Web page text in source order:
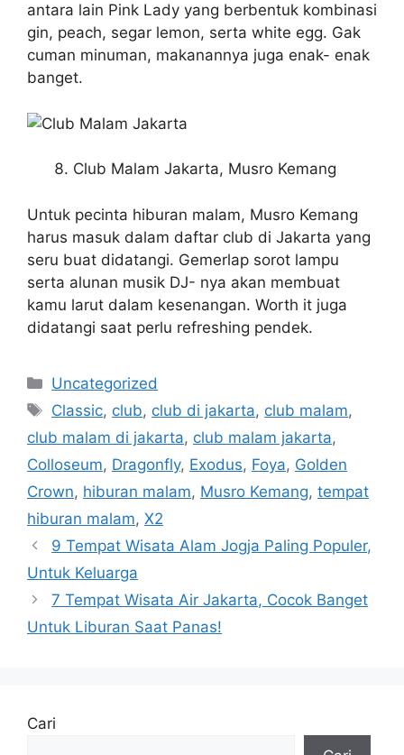
antara lain Pink Lady yang berbentuk kombinasi
gin, peach, segar lemon, serta white egg. Gak
cuman minuman, makanannya juga enak- enak
banget.
Club Malam Jakarta, Musro Kemang
Untuk pecinta hiburan malam, Musro Kemang
harus masuk dalam daftar club di Jakarta yang
seru buat didatangi. Gemerlap sorot lampu
serta alunan musik DJ- nya akan membuat
kamu larut dalam kesenangan. Worth it juga
didatangi saat perlu refreshing pendek.
Kategori
Uncategorized
Tag
Classic, club, club di jakarta, club malam,
club malam di jakarta, club malam jakarta,
Colloseum, Dragonfly, Exodus, Foya, Golden
Crown, hiburan malam, Musro Kemang, tempat
hiburan malam, X2
9 Tempat Wisata Alam Jogja Paling Populer,
Untuk Keluarga
7 Tempat Wisata Air Jakarta, Cocok Banget
Untuk Liburan Saat Panas!
Cari